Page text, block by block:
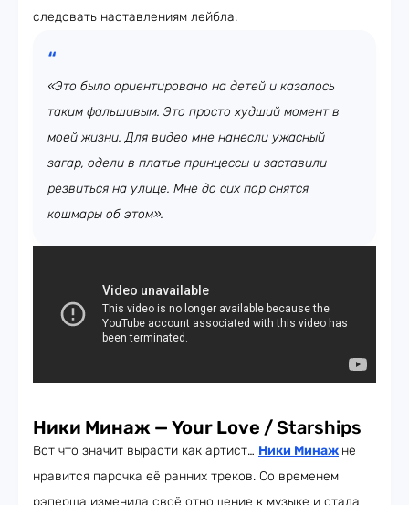
следовать наставлениям лейбла.
«Это было ориентировано на детей и казалось
таким фальшивым. Это просто худший момент в
моей жизни. Для видео мне нанесли ужасный
загар, одели в платье принцессы и заставили
резвиться на улице. Мне до сих пор снятся
кошмары об этом».
Ники Минаж — Your Love /Starships
Вот что значит вырасти как артист… Ники Минаж не
нравится парочка её ранних треков. Со временем
рэперша изменила своё отношение к музыке и стала